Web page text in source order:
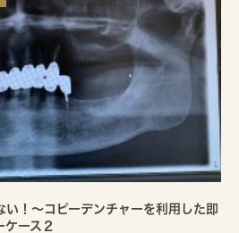
い！～コピーデンチャーを利用した即
ケース２